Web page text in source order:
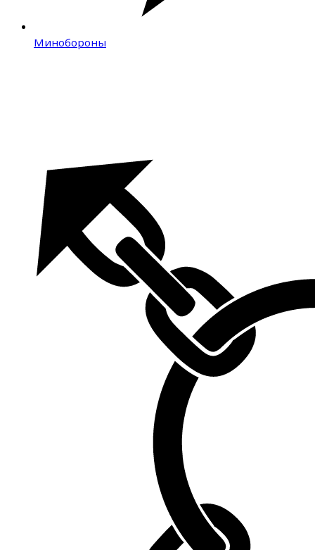
Минобороны